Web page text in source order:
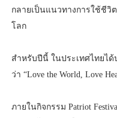
กลายเป็นแนวทางการใช้ชีวิ
โลก
สำหรับปีนี้ ในประเทศไทยได้
ว่า “Love the World, Love
ภายในกิจกรรม Patriot